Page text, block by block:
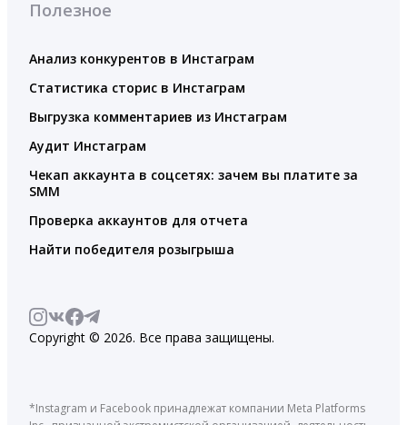
Полезное
Анализ конкурентов в Инстаграм
Статистика сторис в Инстаграм
Выгрузка комментариев из Инстаграм
Аудит Инстаграм
Чекап аккаунта в соцсетях: зачем вы платите за
SMM
Проверка аккаунтов для отчета
Найти победителя розыгрыша
Copyright © 2026. Все права защищены.
*Instagram и Facebook принадлежат компании Meta Platforms